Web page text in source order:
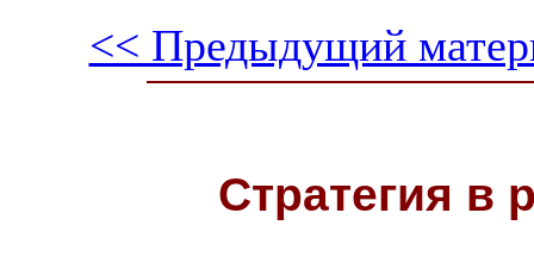
<< Предыдущий
Стратегия в